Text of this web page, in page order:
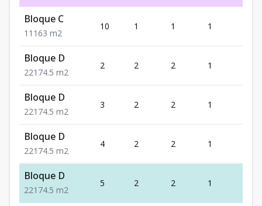
Bloque C
1 1 1 63 m2
10 1 1 1
Bloque D
221 74.5 m2
2 2 2 1
Bloque D
221 74.5 m2
3 2 2 1
Bloque D
221 74.5 m2
4 2 2 1
Bloque D
221 74.5 m2
5 2 2 1